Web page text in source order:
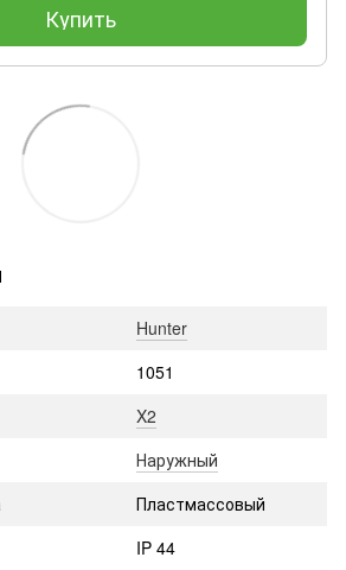
Купить
Hunter
1051
X2
Наружный
Пластмассовый
IP 44